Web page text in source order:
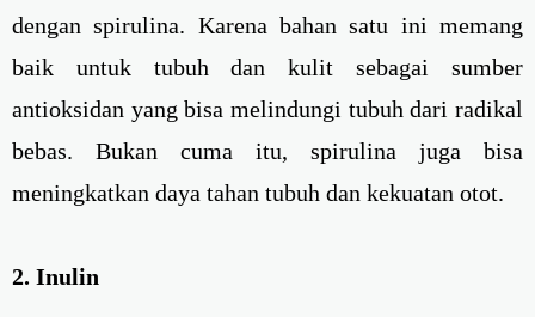
dengan spirulina. Karena bahan satu ini memang
baik untuk tubuh dan kulit sebagai sumber
antioksidan yang bisa melindungi tubuh dari radikal
bebas. Bukan cuma itu, spirulina juga bisa
meningkatkan daya tahan tubuh dan kekuatan otot.
2. Inulin